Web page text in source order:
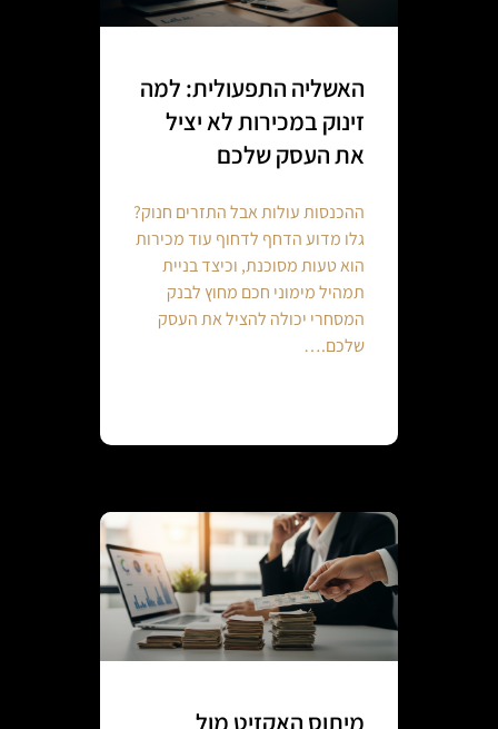
האשליה התפעולית: למה
זינוק במכירות לא יציל
את העסק שלכם
ההכנסות עולות אבל התזרים חנוק?
גלו מדוע הדחף לדחוף עוד מכירות
הוא טעות מסוכנת, וכיצד בניית
תמהיל מימוני חכם מחוץ לבנק
המסחרי יכולה להציל את העסק
שלכם.…
מיתוס האקזיט מול